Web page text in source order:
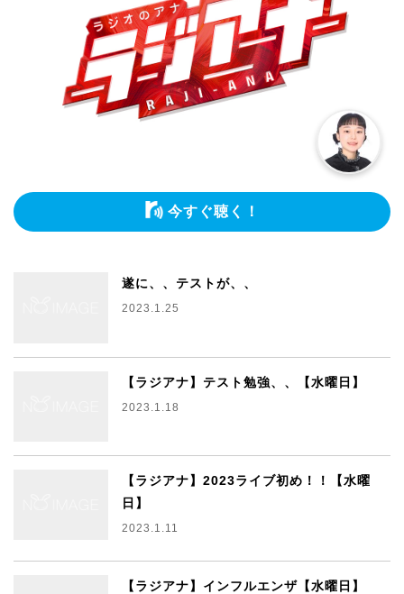
今すぐ聴く！
遂に、、テストが、、
2023.1.25
【ラジアナ】テスト勉強、、【水曜日】
2023.1.18
【ラジアナ】2023ライブ初め！！【水曜
日】
2023.1.11
【ラジアナ】インフルエンザ【水曜日】